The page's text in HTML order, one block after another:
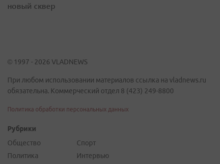
новый сквер
© 1997 - 2026 VLADNEWS
При любом использовании материалов ссылка на vladnews.ru
обязательна. Коммерческий отдел 8 (423) 249-8800
Политика обработки персональных данных
Рубрики
Общество
Политика
Спорт
Интервью